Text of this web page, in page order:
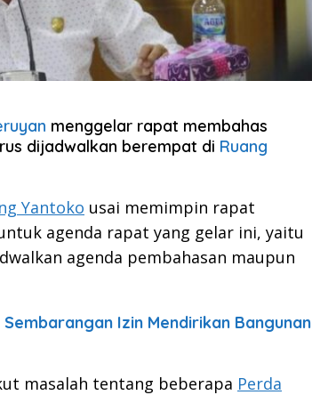
menggelar rapat membahas
dijadwalkan berempat di Ruang
Yantoko usai memimpin rapat
agenda rapat yang gelar ini, yaitu
agenda pembahasan maupun
Izin Mendirikan Bangunan
masalah tentang beberapa Perda